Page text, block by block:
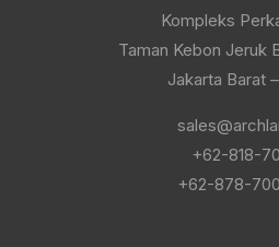
Kompleks
Taman Kebon Jeruk
Jakarta Barat
+62-818-
+62-878-